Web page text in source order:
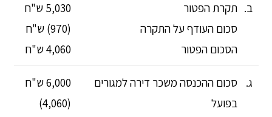
ב.​ תקרת הפטור
סכום העודף על התקרה
הסכום הפטור​
5,030 ש"ח
(970) ש"ח
4,060 ש"ח
ג.
סכום ההכנסה משכר דירה למגורים
בפועל
6,000 ש"ח
(4,060)